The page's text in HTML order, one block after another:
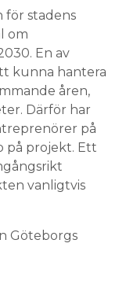
för stadens
om
En av
kunna hantera
åren,
Därför har
på
på projekt. Ett
vanligtvis
Göteborgs